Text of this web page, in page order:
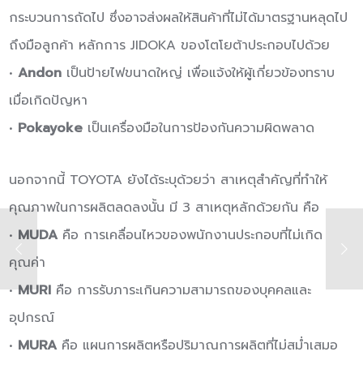
กระบวนการถัดไป ซึ่งอาจส่งผลให้สินค้าที่ไม่ได้มาตรฐานหลุดไป
ถึงมือลูกค้า หลักการ JIDOKA ของโตโยต้าประกอบไปด้วย
•Andon เป็นป้ายไฟขนาดใหญ่ เพื่อแจ้งให้ผู้เกี่ยวข้องทราบ
เมื่อเกิดปัญหา
• Pokayoke เป็นเครื่องมือในการป้องกันความผิดพลาด
นอกจากนี้ TOYOTA ยังได้ระบุด้วยว่า สาเหตุสําคัญที่ทําให้
คุณภาพในการผลิตลดลงนั้น มี 3 สาเหตุหลักด้วยกัน คือ
• MUDA คือ การเคลื่อนไหวของพนักงานประกอบที่ไม่เกิด
คุณค่า
•MURI คือ การรับภาระเกินความสามารถของบุคคลและ
อุปกรณ์
• MURA คือ แผนการผลิตหรือปริมาณการผลิตที่ไม่สม่ําเสมอ